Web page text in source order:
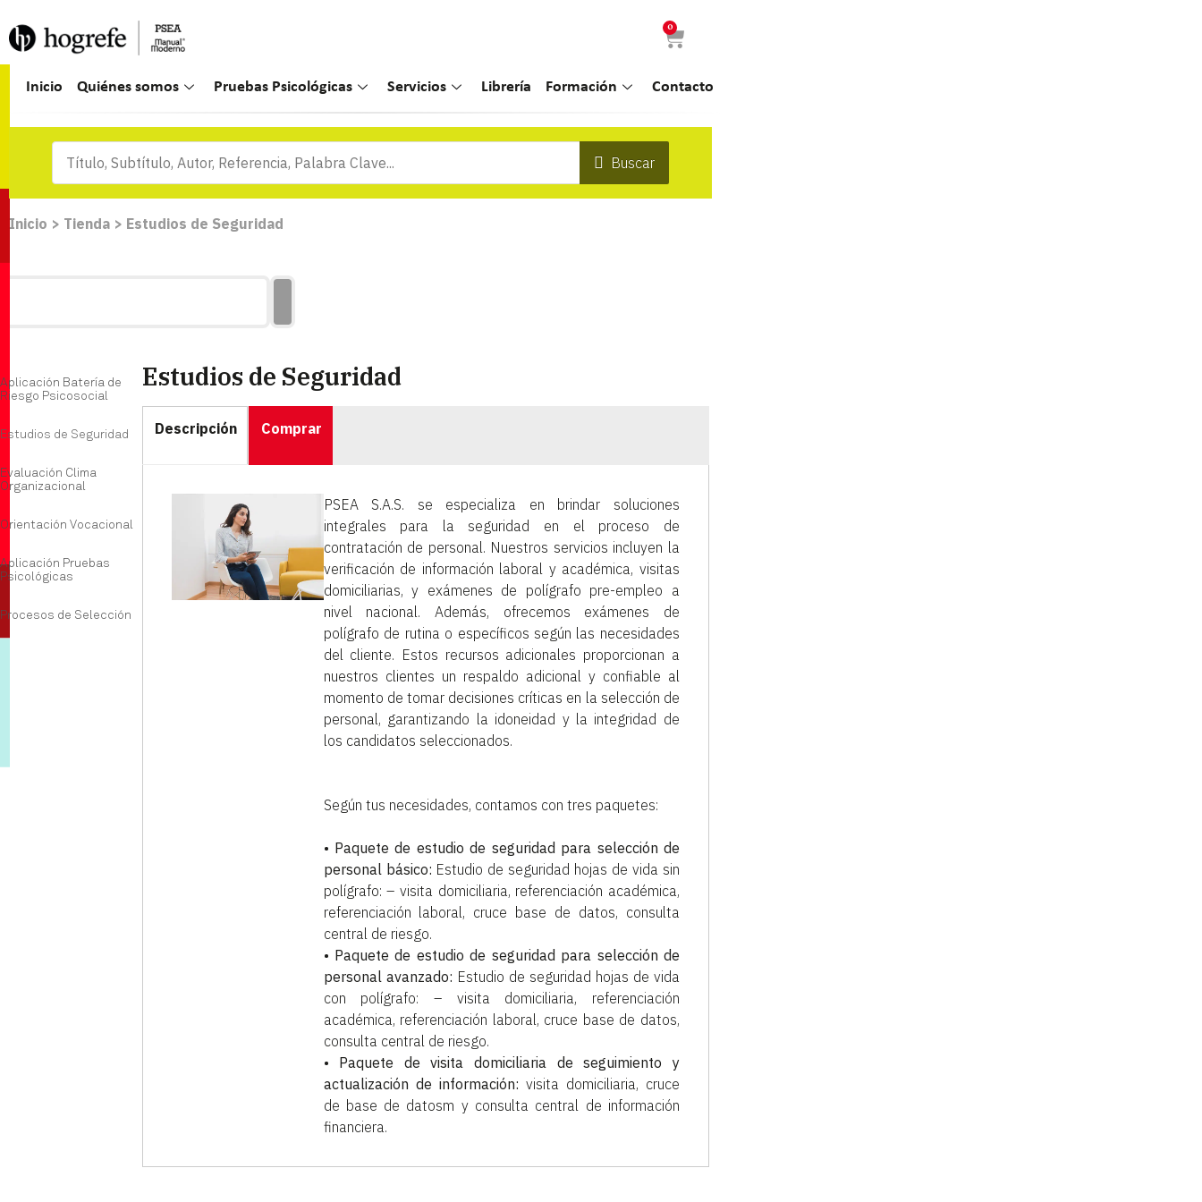
0
Inicio Quiénes somos Pruebas Psicológicas Servicios Librería Formación Contacto
Buscar
Inicio > Tienda > Estudios de Seguridad
Aplicación Batería de
Riesgo Psicosocial
Estudios de Seguridad
Evaluación Clima
Organizacional
Orientación Vocacional
Aplicación Pruebas
Psicológicas
Procesos de Selección
Estudios de Seguridad
Descripción Comprar
PSEA S.A.S. se especializa en brindar soluciones
integrales para la seguridad en el proceso de
contratación de personal. Nuestros servicios incluyen la
verificación de información laboral y académica, visitas
domiciliarias, y exámenes de polígrafo pre-empleo a
nivel nacional. Además, ofrecemos exámenes de
polígrafo de rutina o específicos según las necesidades
del cliente. Estos recursos adicionales proporcionan a
nuestros clientes un respaldo adicional y confiable al
momento de tomar decisiones críticas en la selección de
personal, garantizando la idoneidad y la integridad de
los candidatos seleccionados.
Según tus necesidades, contamos con tres paquetes:
• Paquete de estudio de seguridad para selección de
personal básico: Estudio de seguridad hojas de vida sin
polígrafo: – visita domiciliaria, referenciación académica,
referenciación laboral, cruce base de datos, consulta
central de riesgo.
• Paquete de estudio de seguridad para selección de
personal avanzado: Estudio de seguridad hojas de vida
con polígrafo: – visita domiciliaria, referenciación
académica, referenciación laboral, cruce base de datos,
consulta central de riesgo.
• Paquete de visita domiciliaria de seguimiento y
actualización de información: visita domiciliaria, cruce
de base de datosm y consulta central de información
financiera.